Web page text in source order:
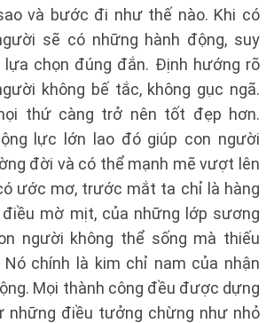
và bước đi như thế nào. Khi có
sẽ có những hành động, suy
chọn đúng đắn. Định hướng rõ
không bế tắc, không gục ngã.
thứ càng trở nên tốt đẹp hơn.
lực lớn lao đó giúp con người
đời và có thể mạnh mẽ vượt lên
ước mơ, trước mắt ta chỉ là hàng
mờ mịt, của những lớp sương
người không thể sống mà thiếu
chính là kim chỉ nam của nhận
Mọi thành công đều được dựng
những điều tưởng chừng như nhỏ